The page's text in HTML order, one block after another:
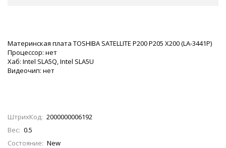
Материнская плата TOSHIBA SATELLITE P200 P205 X200 (LA-3441P)
Процессор: нет
Хаб: Intel SLA5Q, Intel SLA5U
Видеочип: нет
ШтрихКод: 2000000006192
Вес: 0.5
Состояние: New